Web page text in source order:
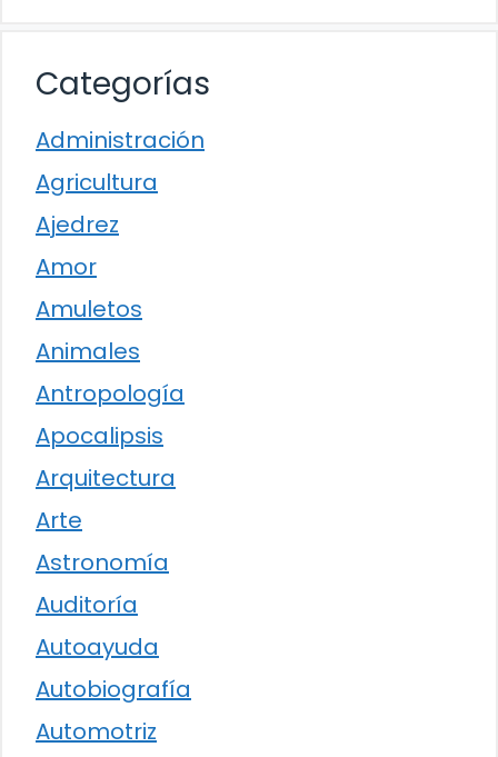
Categorías
Administración
Agricultura
Ajedrez
Amor
Amuletos
Animales
Antropología
Apocalipsis
Arquitectura
Arte
Astronomía
Auditoría
Autoayuda
Autobiografía
Automotriz